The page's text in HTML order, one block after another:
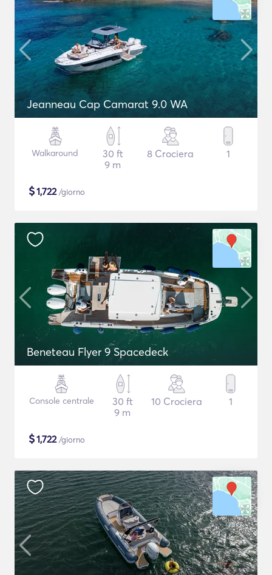
Jeanneau Cap Camarat 9.0 WA
Walkaround
30 ft
9 m
8 Crociera 1
$1,722/giorno
Beneteau Flyer 9 Spacedeck
Console centrale
30 ft
9 m
10 Crociera 1
$1,722/giorno